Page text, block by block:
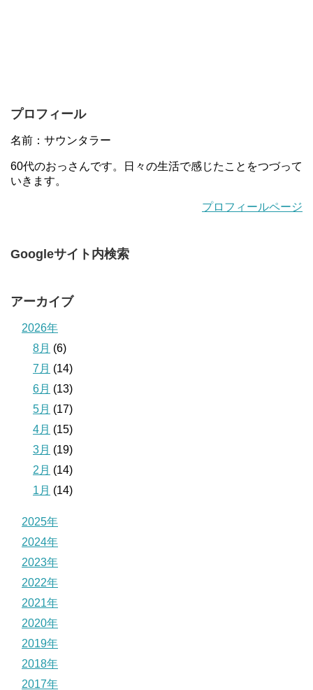
プロフィール
名前：サウンタラー
60代のおっさんです。日々の生活で感じたことをつづって
いきます。
プロフィールページ
Googleサイト内検索
アーカイブ
2026年
8月 (6)
7月 (14)
6月 (13)
5月 (17)
4月 (15)
3月 (19)
2月 (14)
1月 (14)
2025年
2024年
2023年
2022年
2021年
2020年
2019年
2018年
2017年